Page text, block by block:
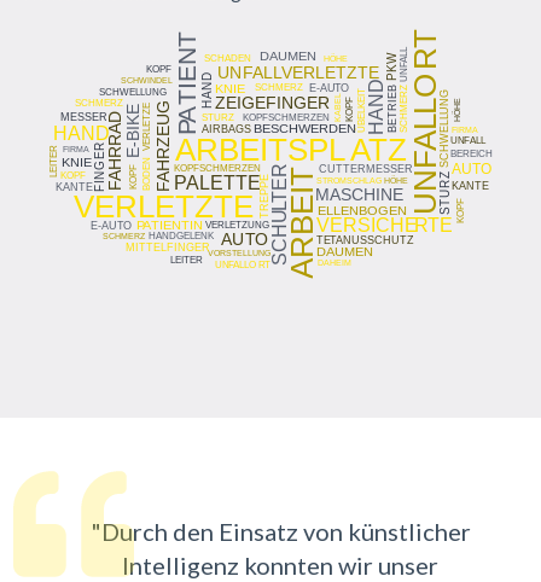
"Durch den Einsatz von künstlicher
Intelligenz konnten wir unser